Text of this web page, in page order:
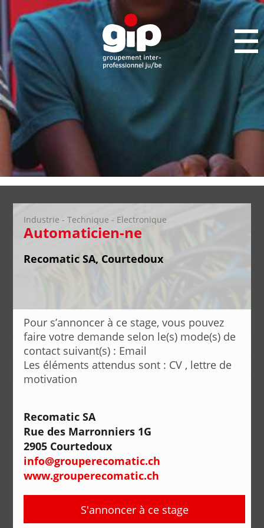
Industrie - Technique - Electronique
Automaticien-ne
Recomatic SA, Courtedoux
Pour s’annoncer à ce stage, vous pouvez
faire votre demande selon le(s) mode(s) de
contact suivant(s) : Email
Les éléments attendus sont : CV , lettre de
motivation
Recomatic SA
Rue des Marronniers 1G
2905 Courtedoux
info@grouperecomatic.ch
www.grouperecomatic.ch
S'annoncer à ce stage